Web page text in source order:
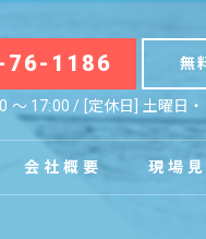
76-1186 無
〜 17:00 / [定休日] 土曜日
会社概要 現場